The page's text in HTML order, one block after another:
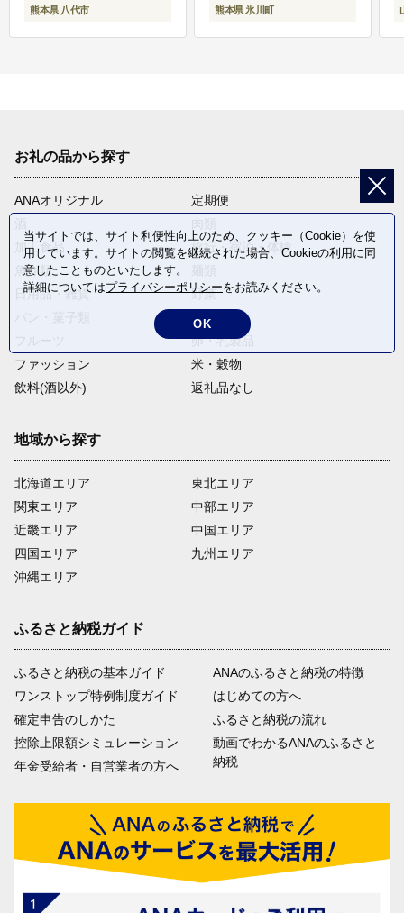
熊本県 八代市 熊本県 氷川町
お礼の品から探す
ANAオリジナル
定期便
加工食品
旅行・宿泊・体験
魚介類
日用品・雑貨
野菜
電化製品
卵・乳製品
ファッション
米・穀物
飲料(酒以外)
返礼品なし
地域から探す
北海道エリア
関東エリア
近畿エリア
四国エリア
沖縄エリア
東北エリア
中部エリア
中国エリア
九州エリア
ふるさと納税ガイド
ふるさと納税の基本ガイド
ワンストップ特例制度ガイド
確定申告のしかた
控除上限額シミュレーション
年金受給者・自営業者の方へ
ANAのふるさと納税の特徴
はじめての方へ
ふるさと納税の流れ
動画でわかるANAのふるさと
納税
当サイトでは、サイト利便性向上のため、クッキー（Cookie）を使
用しています。サイトの閲覧を継続された場合、Cookieの利用に同
意したことものといたします。
詳細についてはプライバシーポリシーをお読みください。
OK